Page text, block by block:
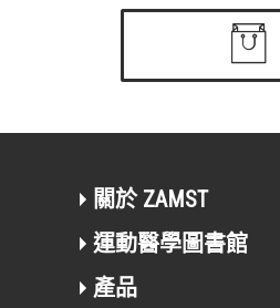
關於 ZAMST
運動醫學圖書館
產品